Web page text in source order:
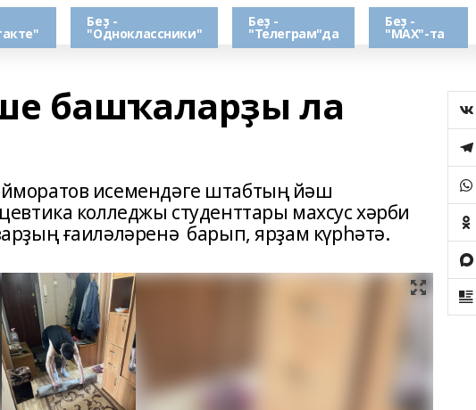
Беҙ -
"Одноклассники"
Беҙ -
"Телеграм"да
Беҙ -
"МАХ"-та
башҡаларҙы ла
исемендәге штабтың йәш
колледжы студенттары махсус хәрби
ғаиләләренә барып, ярҙам күрһәтә.